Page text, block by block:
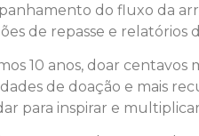
do fluxo da
de repasse e relatórios
10 anos, doar
de doação e mais
para inspirar e